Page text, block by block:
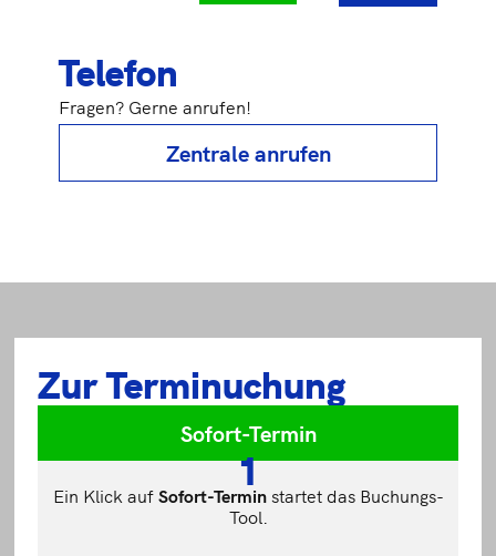
Telefon
Fragen? Gerne anrufen!
Zentrale anrufen
Zur Terminuchung
Sofort-Termin
1
Ein Klick aufSofort-Terminstartet das Buchungs-
Tool.